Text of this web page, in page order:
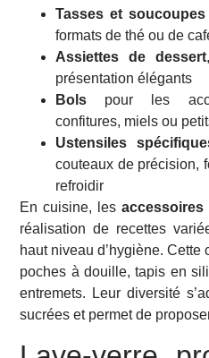
Tasses et
formats de thé ou de
Assiettes de dessert
présentation élégants
Bols pour les
confitures, miels ou
Ustensiles
couteaux de précision,
refroidir
En cuisine, lesaccessoires
réalisation de recettes
haut niveau d’hygiène.
poches à douille, tapis en
entremets. Leur diversité
sucrées et permet de